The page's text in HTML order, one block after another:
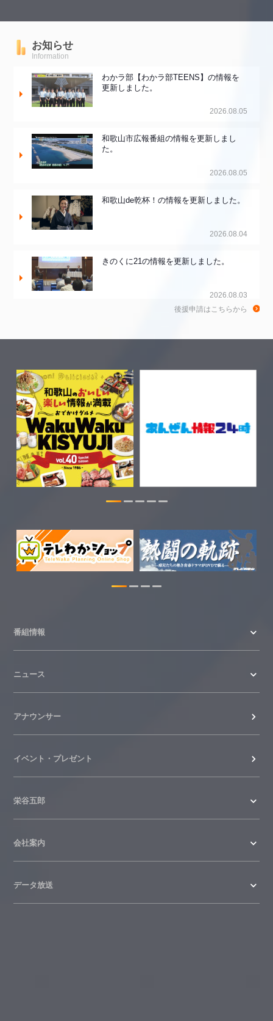
お知らせ
Information
わかラ部【わかラ部TEENS】の情報を
更新しました。
2026.08.05
和歌山市広報番組の情報を更新しまし
た。
2026.08.05
和歌山de乾杯！の情報を更新しました。
2026.08.04
きのくに21の情報を更新しました。
2026.08.03
WTV NEWS6【WAKAYAMA SDGs】の
情報を更新しました。
特別番組【8月】の情報を更新しました。
わかやま医療ナビの情報を更新しまし
WTV NEWS6【ここ押し！】の情報を更
新しました。
後援申請はこちらから
番組情報
ニュース
アナウンサー
イベント・プレゼント
栄谷五郎
会社案内
データ放送